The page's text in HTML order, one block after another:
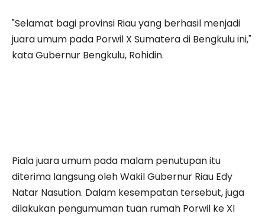
"Selamat bagi provinsi Riau yang berhasil menjadi
juara umum pada Porwil X Sumatera di Bengkulu ini,"
kata Gubernur Bengkulu, Rohidin.
Piala juara umum pada malam penutupan itu
diterima langsung oleh Wakil Gubernur Riau Edy
Natar Nasution. Dalam kesempatan tersebut, juga
dilakukan pengumuman tuan rumah Porwil ke XI